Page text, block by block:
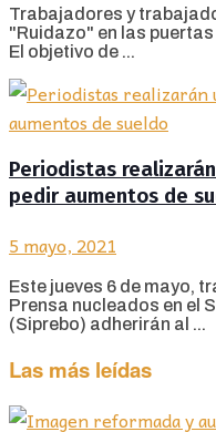
Trabajadores y
"Ruidazo" en las
El objetivo de ...
Periodistas
pedir aumentos de
5 mayo, 2021
Este jueves 6 de mayo,
Prensa nucleados en el
(Siprebo) adherirán al ...
Las más leídas